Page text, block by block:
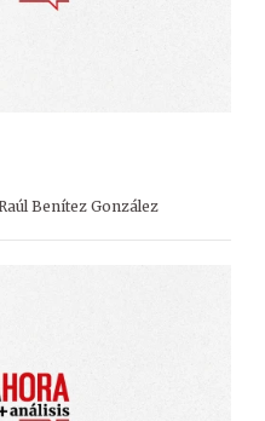
Benítez González